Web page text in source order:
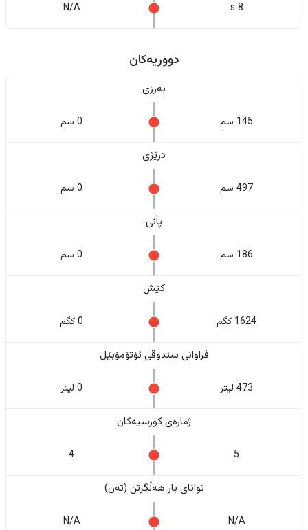
8 s
N/A
دووریەکان
بەرزی
145 سم 0 سم
درێژی
497 سم 0 سم
پانی
186 سم 0 سم
کێش
1624 کگم 0 کگم
فراوانی سندوقی ئۆتۆمۆبێل
473 لیتر 0 لیتر
ژمارەی کورسیەکان
5
4
تواناى بار هەڵگرتن (تەن)
N/A
N/A